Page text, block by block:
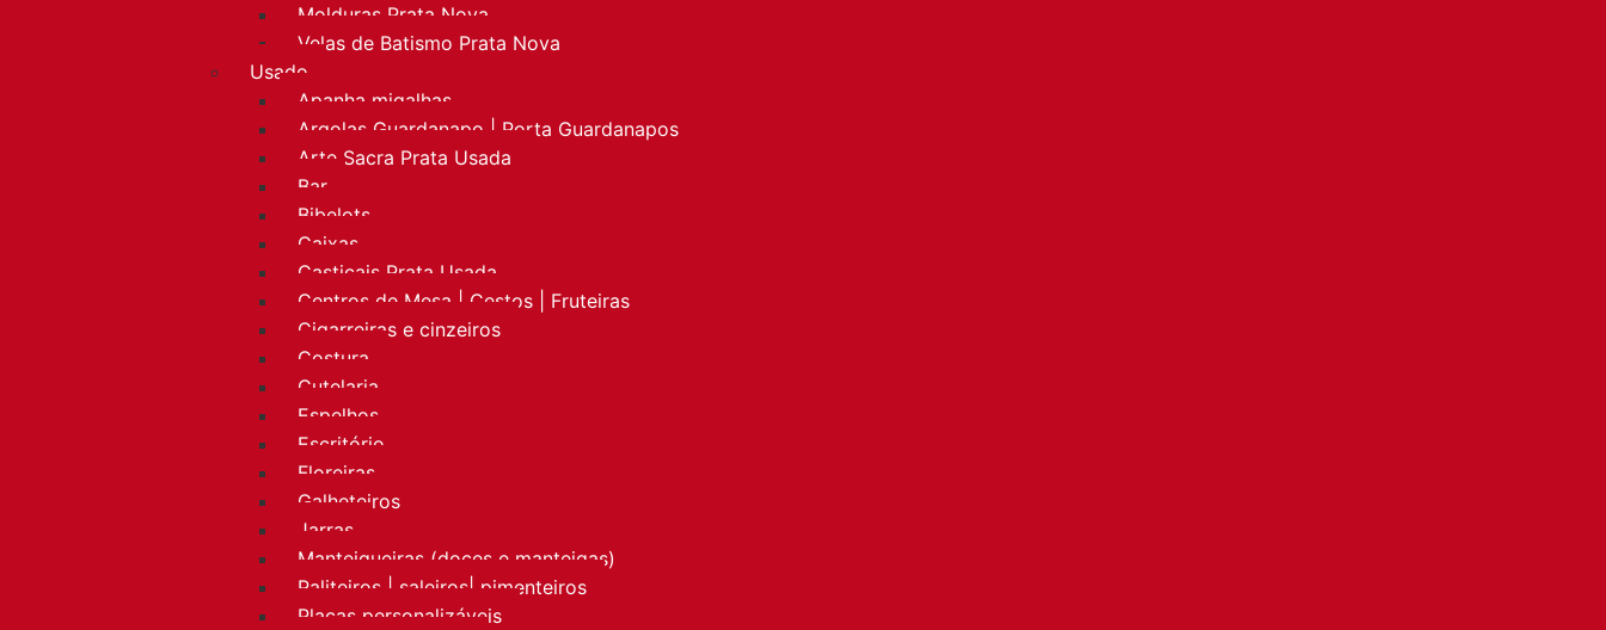
Molduras Prata Nova
Velas de Batismo Prata Nova
Usado
Apanha migalhas
Argolas Guardanapo | Porta Guardanapos
Arte Sacra Prata Usada
Bar
Bibelots
Caixas
Castiçais Prata Usada
Centros de Mesa | Cestos | Fruteiras
Cigarreiras e cinzeiros
Costura
Cutelaria
Espelhos
Escritório
Floreiras
Galheteiros
Jarras
Manteigueiras (doces e manteigas)
Paliteiros | saleiros| pimenteiros
Placas personalizáveis